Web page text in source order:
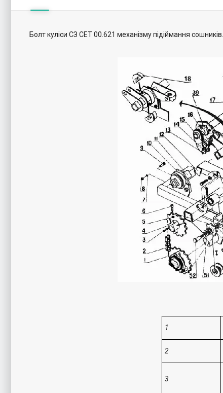
Болт куліси СЗ СЕТ 00.621 механізму підіймання сошників.
1
2
3